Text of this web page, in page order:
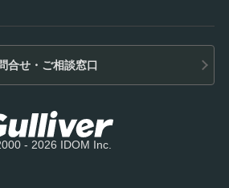
合せ・ご相談窓口
- 2026 IDOM Inc.